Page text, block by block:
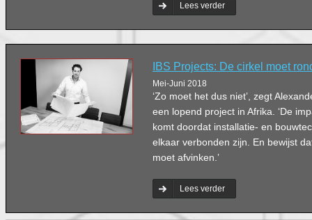
Lees verder
IBS Projects: De cirkel moet
Mei-Juni 2018
‘Zo moet het dus niet’, zegt
een lopend project in Afrika. ‘De
komt doordat installatie- en
elkaar verbonden zijn. En bewijst
moet afvinken.’
Lees verder